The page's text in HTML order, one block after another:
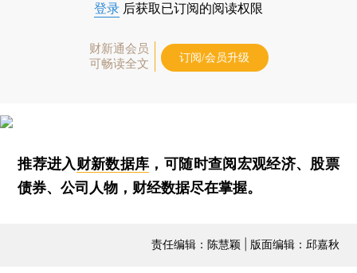
登录 后获取已订阅的阅读权限
财新通会员
可畅读全文
订阅/会员升级
推荐进入财新数据库 ，可随时查阅宏观经济、股票
债券、公司人物，财经数据尽在掌握。
责任编辑：陈慧颖 | 版面编辑：邱嘉秋